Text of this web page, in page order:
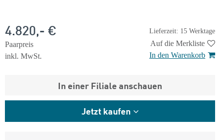
Lieferzeit: 15 Werktage
4.820,- €
Paarpreis
inkl. MwSt.
Auf die Merkliste
In den Warenkorb
In einer Filiale anschauen
Jetzt kaufen